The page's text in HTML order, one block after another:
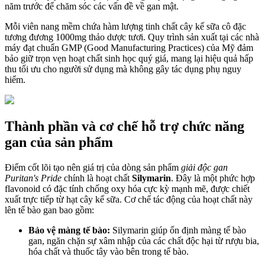
năm trước để chăm sóc các vấn đề về gan mật.
Mỗi viên nang mềm chứa hàm lượng tinh chất cây kế sữa cô đặc
tương đương 1000mg thảo dược tươi. Quy trình sản xuất tại các nhà
máy đạt chuẩn GMP (Good Manufacturing Practices) của Mỹ đảm
bảo giữ trọn vẹn hoạt chất sinh học quý giá, mang lại hiệu quả hấp
thu tối ưu cho người sử dụng mà không gây tác dụng phụ nguy
hiểm.
Thành phần và cơ chế hỗ trợ chức năng
gan của sản phẩm
Điểm cốt lõi tạo nên giá trị của dòng sản phẩm giải độc gan
Puritan's Pride chính là hoạt chất Silymarin. Đây là một phức hợp
flavonoid có đặc tính chống oxy hóa cực kỳ mạnh mẽ, được chiết
xuất trực tiếp từ hạt cây kế sữa. Cơ chế tác động của hoạt chất này
lên tế bào gan bao gồm:
Bảo vệ màng tế bào: Silymarin giúp ổn định màng tế bào
gan, ngăn chặn sự xâm nhập của các chất độc hại từ rượu bia,
hóa chất và thuốc tây vào bên trong tế bào.